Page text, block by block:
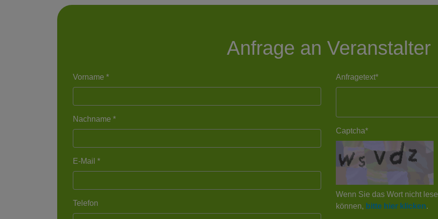
Anfrage an Veranstalter
Vorname *
Nachname *
E-Mail *
Telefon
Anfragetext*
Captcha*
Wenn Sie das Wort nicht
können, bitte hier klicken.